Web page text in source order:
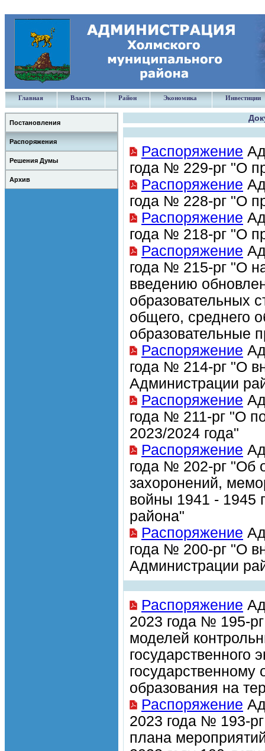
Главная Власть Район Экономика Инвестиции
Постановления
Распоряжения
Решения Думы
Архив
Распоряжение
года № 229-рг "О
Распоряжение
года № 228-рг "О
Распоряжение
года № 218-рг "О
Распоряжение
года № 215-рг "О
введению
образовательных
общего, среднего
образовательные
Распоряжение
года № 214-рг "О
Администрации
Распоряжение
года № 211-рг "О
2023/2024 года"
Распоряжение
года № 202-рг "Об
захоронений,
войны 1941 - 1945
района"
Распоряжение
года № 200-рг "О
Администрации
Распоряжение
2023 года № 195-
моделей
государственного
государственному
образования на
Распоряжение
2023 года № 193-
плана